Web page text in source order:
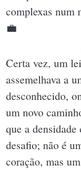
complexas num
💼
Certa vez, um
assemelhava a
desconhecido,
um novo
que a
desafio; não é
coração, mas